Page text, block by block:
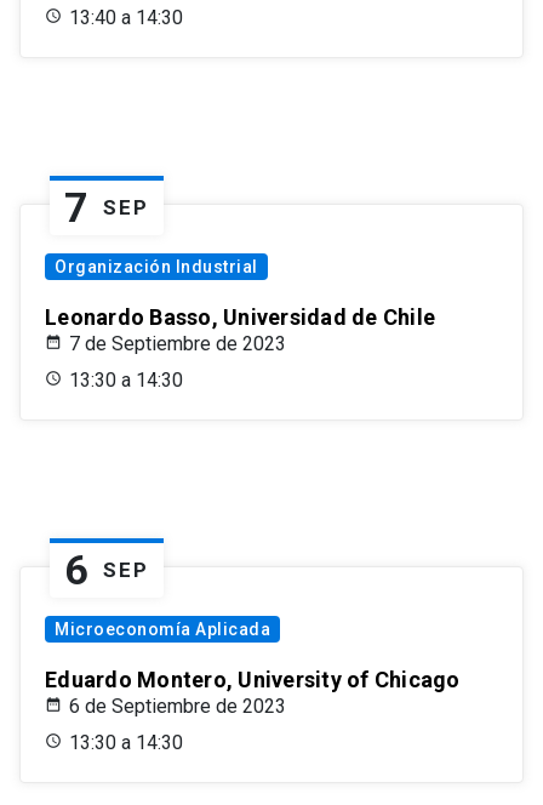
13:40 a 14:30
7 SEP
Organización Industrial
Leonardo Basso, Universidad de Chile
7 de Septiembre de 2023
13:30 a 14:30
6 SEP
Microeconomía Aplicada
Eduardo Montero, University of Chicago
6 de Septiembre de 2023
13:30 a 14:30